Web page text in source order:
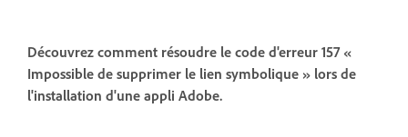
Découvrez comment résoudre le code d'erreur 157 «
Impossible de supprimer le lien symbolique » lors de
l'installation d'une appli Adobe.